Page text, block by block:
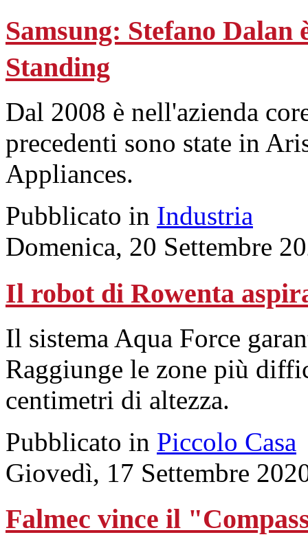
Samsung: Stefano Dalan
Standing
Dal 2008 è nell'azienda
precedenti sono state in
Appliances.
Pubblicato in Industria
Domenica, 20 Settembre
Il robot di Rowenta
Il sistema Aqua Force
Raggiunge le zone più
centimetri di altezza.
Pubblicato in Piccolo Casa
Giovedì, 17 Settembre
Falmec vince il